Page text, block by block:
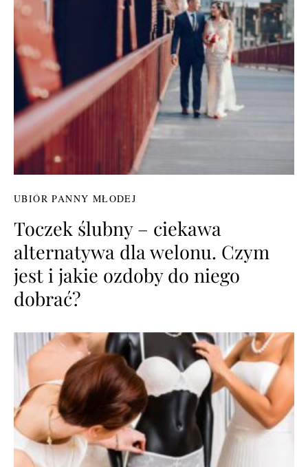
UBIÓR PANNY MŁODEJ
Toczek ślubny – ciekawa
alternatywa dla welonu. Czym
jest i jakie ozdoby do niego
dobrać?